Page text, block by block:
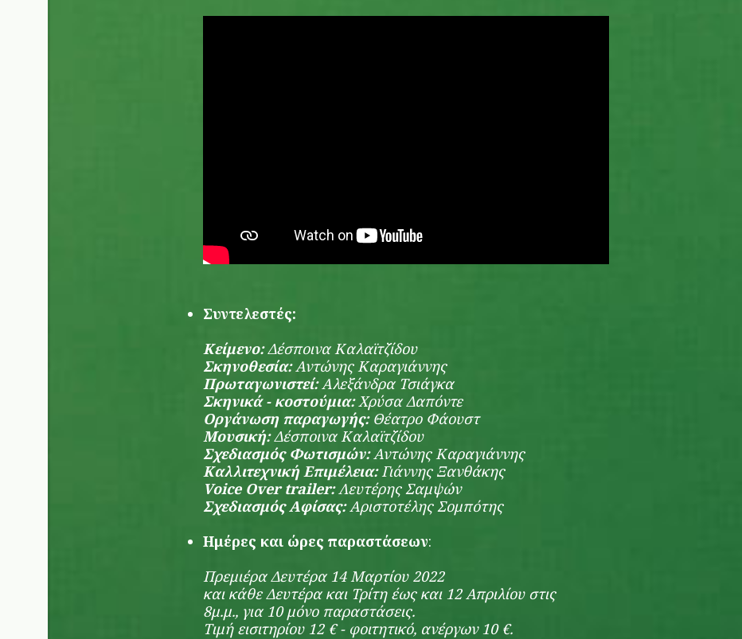
Συντελεστές:
Κείμενο:Δέσποινα Καλαϊτζίδου
Σκηνοθεσία:Αντώνης Καραγιάννης
Πρωταγωνιστεί:Αλεξάνδρα Τσιάγκα
Σκηνικά - κοστούμια:Χρύσα Δαπόντε
Οργάνωση παραγωγής: Θέατρο Φάουστ
Μουσική:Δέσποινα Καλαϊτζίδου
Σχεδιασμός Φωτισμών:Αντώνης Καραγιάννης
Καλλιτεχνική Επιμέλεια:Γιάννης Ξανθάκης
Voice Over trailer:Λευτέρης Σαμψών
Σχεδιασμός Αφίσας:Αριστοτέλης Σομπότης
Ημέρες και ώρες παραστάσεων:
Πρεμιέρα Δευτέρα 14 Μαρτίου 2022
και κάθε Δευτέρα και Τρίτη έως και 12 Απριλίου στις
8μ.μ., για 10 μόνο παραστάσεις.
Τιμή εισιτηρίου 12 € - φοιτητικό, ανέργων 10 €.